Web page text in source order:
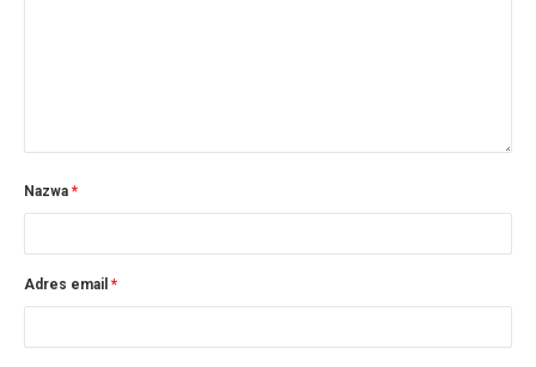
Nazwa *
Adres email *